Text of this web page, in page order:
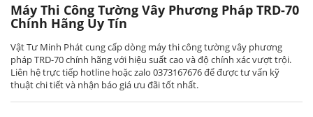
Máy Thi Công Tường Vây Phương Pháp TRD-70
Chính Hãng Uy Tín
Vật Tư Minh Phát cung cấp dòng máy thi công tường vây phương
pháp TRD-70 chính hãng với hiệu suất cao và độ chính xác vượt trội.
Liên hệ trực tiếp hotline hoặc zalo 0373167676 để được tư vấn kỹ
thuật chi tiết và nhận báo giá ưu đãi tốt nhất.